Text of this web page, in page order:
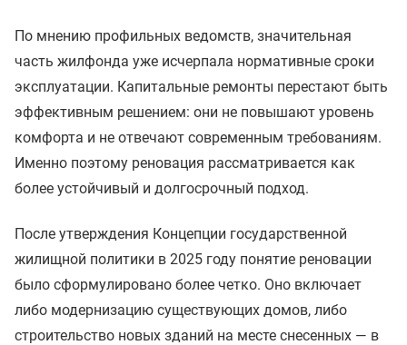
По мнению профильных ведомств, значительная
часть жилфонда уже исчерпала нормативные сроки
эксплуатации. Капитальные ремонты перестают быть
эффективным решением: они не повышают уровень
комфорта и не отвечают современным требованиям.
Именно поэтому реновация рассматривается как
более устойчивый и долгосрочный подход.
После утверждения Концепции государственной
жилищной политики в 2025 году понятие реновации
было сформулировано более четко. Оно включает
либо модернизацию существующих домов, либо
строительство новых зданий на месте снесенных — в